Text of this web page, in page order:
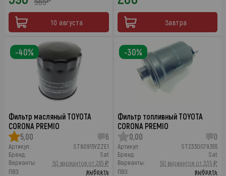
10 августа Завтра
Фильтр масляный TOYOTA
CORONA PREMIO
5,00
6
Артикул:
ST90915YZZE1
Бренд:
Sat
Варианты:
50 вариантов от 265 ₽
ПВЗ:
выбрать
-40%
Фильтр топливный TOYOTA
CORONA PREMIO
0,00
0
Артикул:
ST2330079355
Бренд:
Sat
Варианты:
50 вариантов от 335 ₽
ПВЗ:
выбрать
-30%